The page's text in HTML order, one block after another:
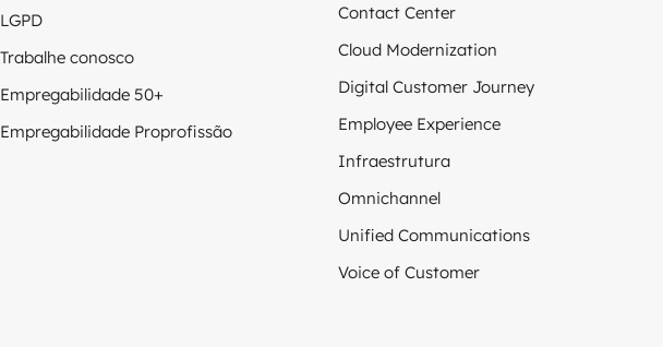
LGPD
Trabalhe conosco
Empregabilidade 50+
Empregabilidade Proprofissão
Contact Center
Cloud Modernization
Digital Customer Journey
Employee Experience
Infraestrutura
Omnichannel
Unified Communications
Voice of Customer